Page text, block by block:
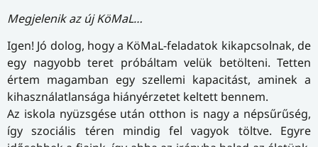
Megjelenik az új KöMaL…
Igen! Jó dolog, hogy a KöMaL-feladatok kikapcsolnak, de
egy nagyobb teret próbáltam velük betölteni. Tetten
értem magamban egy szellemi kapacitást, aminek a
kihasználatlansága hiányérzetet keltett bennem.
Az iskola nyüzsgése után otthon is nagy a népsűrűség,
így szociális téren mindig fel vagyok töltve. Egyre